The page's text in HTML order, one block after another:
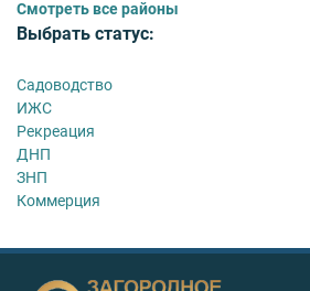
Смотреть все районы
Выбрать статус:
Садоводство
ИЖС
Рекреация
ДНП
ЗНП
Коммерция